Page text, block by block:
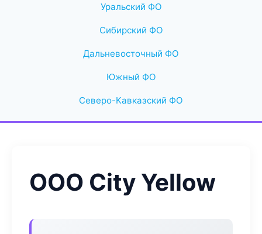
Уральский ФО
Сибирский ФО
Дальневосточный ФО
Южный ФО
Северо-Кавказский ФО
ООО City Yellow